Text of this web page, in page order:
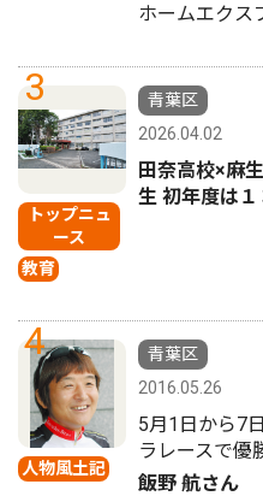
ホームエク
3
トップニュ
ース
教育
青葉区
2026.04.02
田奈高校×麻
生 初年度は
4
人物風土記
青葉区
2016.05.26
5月1日から7
ラレースで優
飯野 航さん